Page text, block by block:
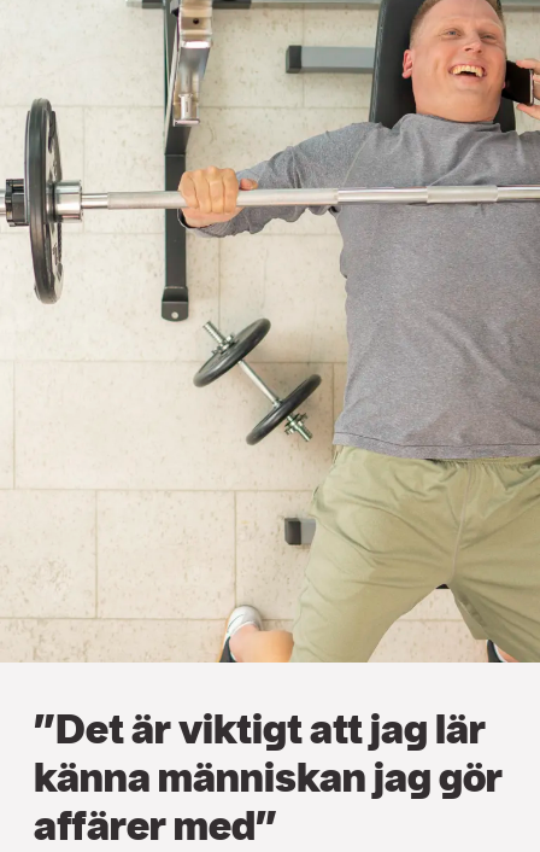
”Det är viktigt att jag lär
känna människan jag gör
affärer med”